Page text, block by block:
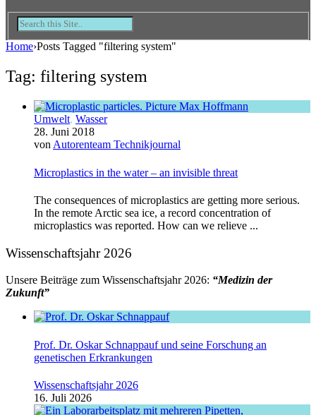
Home›Posts Tagged "filtering system"
Tag: filtering system
Umwelt, Wasser
28. Juni 2018
von Autorenteam Technikjournal
Microplastics in the water – an invisible threat
The consequences of microplastics are getting more serious.
In the remote Arctic sea ice, a record concentration of
microplastics was reported. How can we relieve ...
Wissenschaftsjahr 2026
Unsere Beiträge zum Wissenschaftsjahr 2026: “Medizin der
Zukunft”
Prof. Dr. Oskar Schnappauf und seine Forschung an
genetischen Erkrankungen
Wissenschaftsjahr 2026
16. Juli 2026